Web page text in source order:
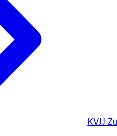
KVJJ